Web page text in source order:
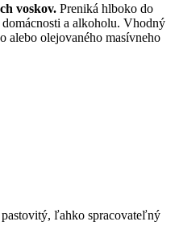
voskov. Preniká hlboko do
a alkoholu. Vhodný
alebo olejovaného masívneho
ľahko spracovateľný